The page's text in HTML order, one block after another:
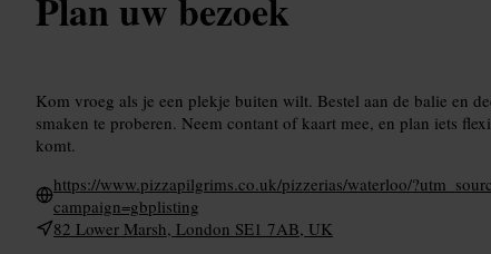
Kom vroeg als je een plekje buiten wilt. Bestel aan de balie en
smaken te proberen. Neem contant of kaart mee, en plan iets
komt.
https://www.pizzapilgrims.co.uk/pizzerias/waterloo/
campaign=gbplisting
82 Lower Marsh, London SE1 7AB, UK